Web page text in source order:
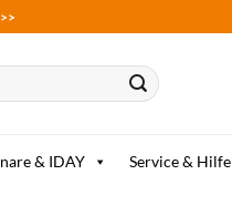
& IDAY Service & Hilfe